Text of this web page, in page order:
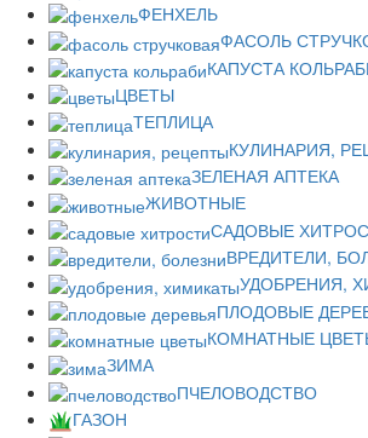
ФЕНХЕЛЬ
ФАСОЛЬ
КАПУСТА
ЦВЕТЫ
ТЕПЛИЦА
КУЛИНАРИЯ,
ЗЕЛЕНАЯ АПТЕКА
ЖИВОТНЫЕ
САДОВЫЕ
ВРЕДИТЕЛИ,
УДОБРЕНИЯ,
ПЛОДОВЫЕ
КОМНАТНЫЕ
ЗИМА
ПЧЕЛОВОДСТВО
ГАЗОН